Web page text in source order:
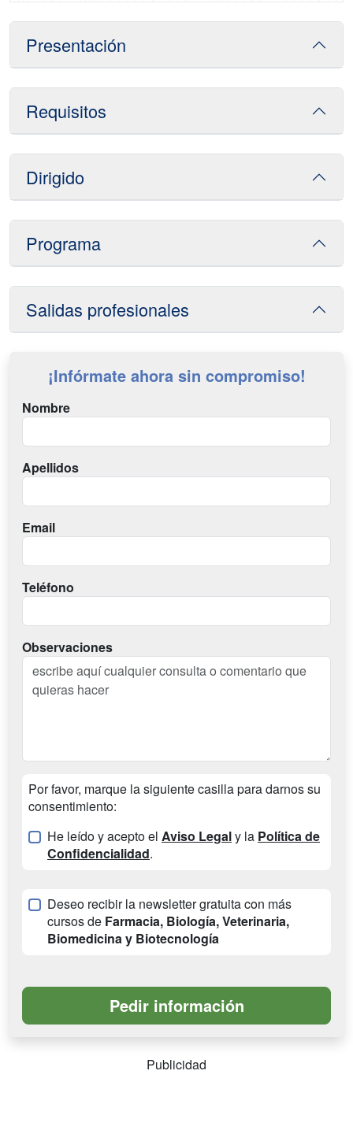
Presentación
Requisitos
Dirigido
Programa
Salidas profesionales
¡Infórmate ahora sin compromiso!
Nombre
Apellidos
Email
Teléfono
Observaciones
Por favor, marque la siguiente casilla para darnos su
consentimiento:
He leído y acepto el Aviso Legaly la Política de
Confidencialidad.
Deseo recibir la newsletter gratuita con más
cursos de Farmacia, Biología, Veterinaria,
Biomedicina y Biotecnología
Publicidad